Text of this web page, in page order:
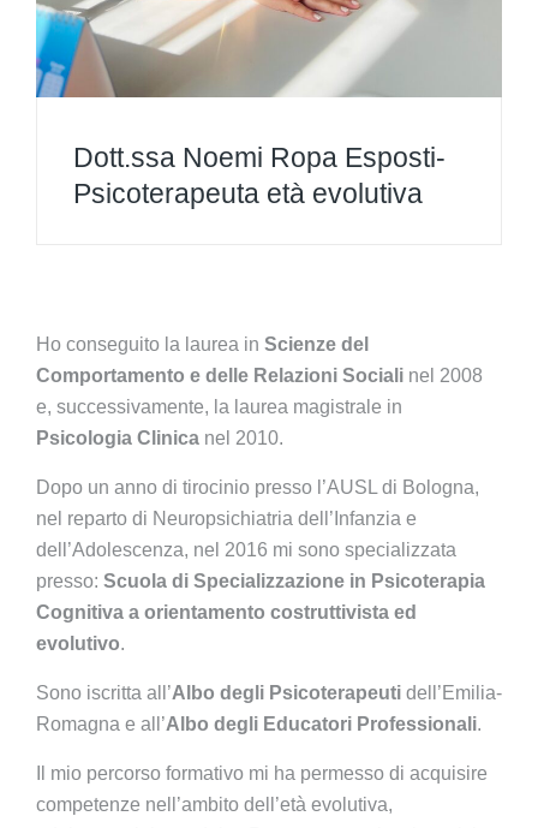
Dott.ssa Noemi Ropa Esposti-
Psicoterapeuta età evolutiva
Ho conseguito la laurea in Scienze del
Comportamento e delle Relazioni Sociali nel 2008
e, successivamente, la laurea magistrale in
Psicologia Clinica nel 2010.
Dopo un anno di tirocinio presso l’AUSL di Bologna,
nel reparto di Neuropsichiatria dell’Infanzia e
dell’Adolescenza, nel 2016 mi sono specializzata
presso: Scuola di Specializzazione in Psicoterapia
Cognitiva a orientamento costruttivista ed
evolutivo.
Sono iscritta all’Albo degli Psicoterapeuti dell’Emilia-
Romagna e all’Albo degli Educatori Professionali.
Il mio percorso formativo mi ha permesso di acquisire
competenze nell’ambito dell’età evolutiva,